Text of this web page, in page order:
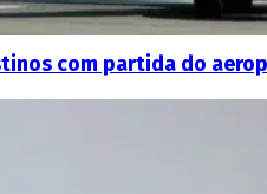
com partida do